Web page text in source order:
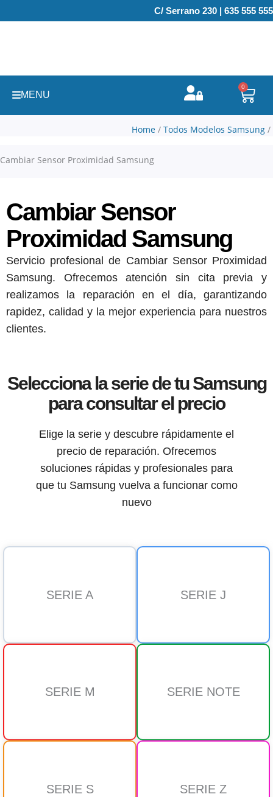
al
C/ Serrano 230 | 635 555 555
MENU
0
Home / Todos Modelos Samsung /
Cambiar Sensor Proximidad Samsung
Cambiar Sensor
Proximidad Samsung
Servicio profesional de Cambiar Sensor Proximidad
Samsung. Ofrecemos atención sin cita previa y
realizamos la reparación en el día, garantizando
rapidez, calidad y la mejor experiencia para nuestros
clientes.
Selecciona la serie de tu Samsung
para consultar el precio
Elige la serie y descubre rápidamente el
precio de reparación. Ofrecemos
soluciones rápidas y profesionales para
que tu Samsung vuelva a funcionar como
nuevo
SERIE A SERIE J
SERIE M SERIE NOTE
SERIE S SERIE Z